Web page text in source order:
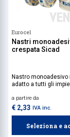
Eurocel
Nastri
crespata Sicad
Nastro monoadesivo
adatto a tutti gli
a partire da
€ 2,33 IVA inc.
Seleziona e